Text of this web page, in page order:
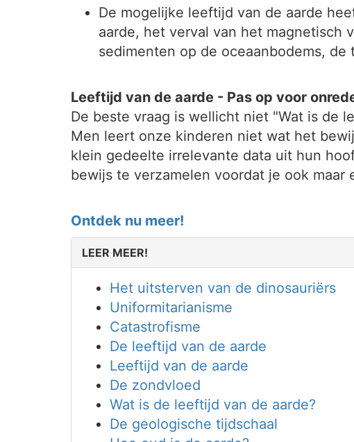
De mogelijke leeftijd van de aarde
aarde, het verval van het magnetisch
sedimenten op de oceaanbodems,
Leeftijd van de aarde - Pas op voor
De beste vraag is wellicht niet "Wat is de
Men leert onze kinderen niet wat het
klein gedeelte irrelevante data uit hun
bewijs te verzamelen voordat je ook maar
Ontdek nu meer!
LEER MEER!
Het uitsterven van de dinosauriërs
Uniformitarianisme
Catastrofisme
De leeftijd van de aarde
Leeftijd van de aarde
De zondvloed
Wat is de leeftijd van de aarde?
De geologische tijdschaal